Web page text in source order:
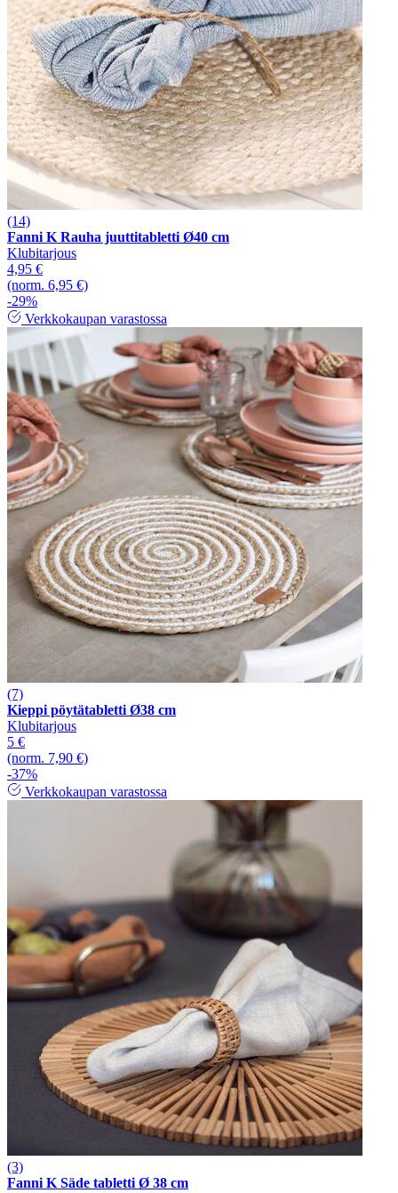
(14)
Fanni K Rauha juuttitabletti Ø40 cm
Klubitarjous
4,95 €
(norm. 6,95 €)
-29%
Verkkokaupan varastossa
(7)
Kieppi pöytätabletti Ø38 cm
Klubitarjous
5 €
(norm. 7,90 €)
-37%
Verkkokaupan varastossa
(3)
Fanni K Säde tabletti Ø 38 cm